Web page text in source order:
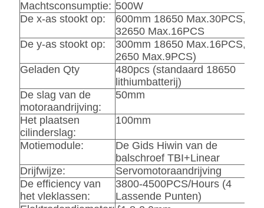
Machtsconsumptie: 500W
De x-as stookt op:
600mm 18650 Max.30PCS,
32650 Max.16PCS
De y-as stookt op:
300mm 18650 Max.16PCS,
2650 Max.9PCS)
Geladen Qty
480pcs (standaard 18650
lithiumbatterij)
De slag van de
motoraandrijving:
50mm
Het plaatsen
cilinderslag:
100mm
Motiemodule:
De Gids Hiwin van de
balschroef TBI+Linear
Drijfwijze:
Servomotoraandrijving
De efficiency van
het vleklassen:
3800-4500PCS/Hours (4
Lassende Punten)